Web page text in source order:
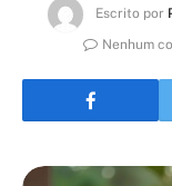
Escrito por
Nenhum